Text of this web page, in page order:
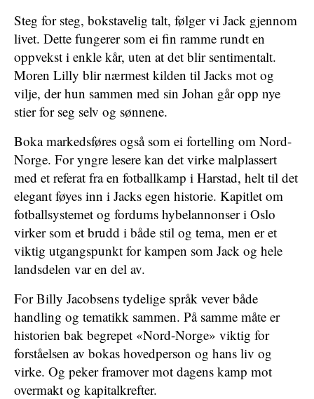
Steg for steg, bokstavelig talt, følger vi Jack gjennom
livet. Dette fungerer som ei fin ramme rundt en
oppvekst i enkle kår, uten at det blir sentimentalt.
Moren Lilly blir nærmest kilden til Jacks mot og
vilje, der hun sammen med sin Johan går opp nye
stier for seg selv og sønnene.
Boka markedsføres også som ei fortelling om Nord-
Norge. For yngre lesere kan det virke malplassert
med et referat fra en fotballkamp i Harstad, helt til det
elegant føyes inn i Jacks egen historie. Kapitlet om
fotballsystemet og fordums hybelannonser i Oslo
virker som et brudd i både stil og tema, men er et
viktig utgangspunkt for kampen som Jack og hele
landsdelen var en del av.
For Billy Jacobsens tydelige språk vever både
handling og tematikk sammen. På samme måte er
historien bak begrepet «Nord-Norge» viktig for
forståelsen av bokas hovedperson og hans liv og
virke. Og peker framover mot dagens kamp mot
overmakt og kapitalkrefter.